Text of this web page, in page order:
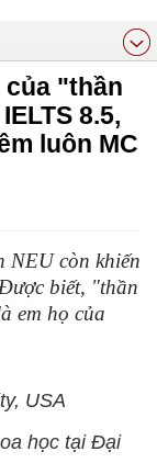
của "thần
8.5,
luôn MC
NEU còn khiến
biết, "thần
em họ của
USA
học tại Đại